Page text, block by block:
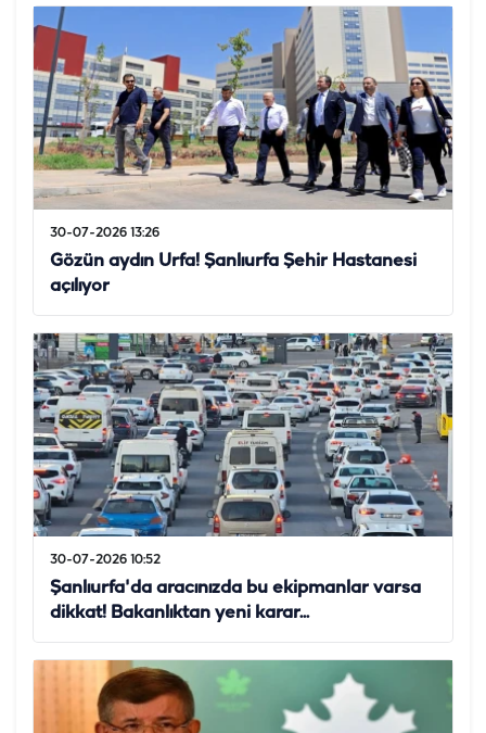
30-07-2026 13:26
Gözün aydın Urfa! Şanlıurfa Şehir Hastanesi
açılıyor
30-07-2026 10:52
Şanlıurfa'da aracınızda bu ekipmanlar varsa
dikkat! Bakanlıktan yeni karar...